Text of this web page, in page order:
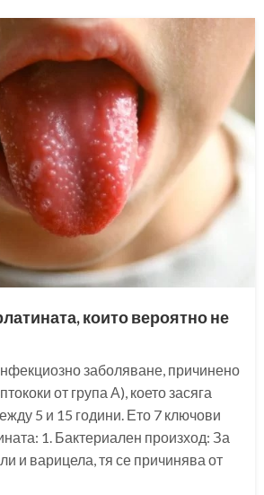
които вероятно не
заболяване, причинено
от група А), което засяга
5 и 15 години. Ето 7 ключови
1. Бактериален произход: За
и варицела, тя се причинява от